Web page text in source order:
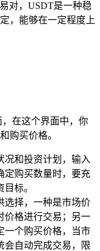
对，USDT是一种稳
，能够在一定程度上
在这个界面中，你
购买价格。
况和投资计划，输入
定购买数量时，要充
标。
选择，一种是市场价
价格进行交易；另一
一个购买价格，当市
会自动完成交易，限